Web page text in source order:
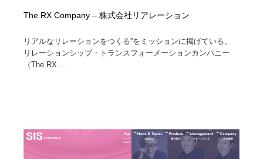
The RX Company – 株式会社リアレーション
リアルなリレーションをつくる”をミッションに掲げている、
リレーションシップ・トランスフォーメーションカンパニー
（The RX ...